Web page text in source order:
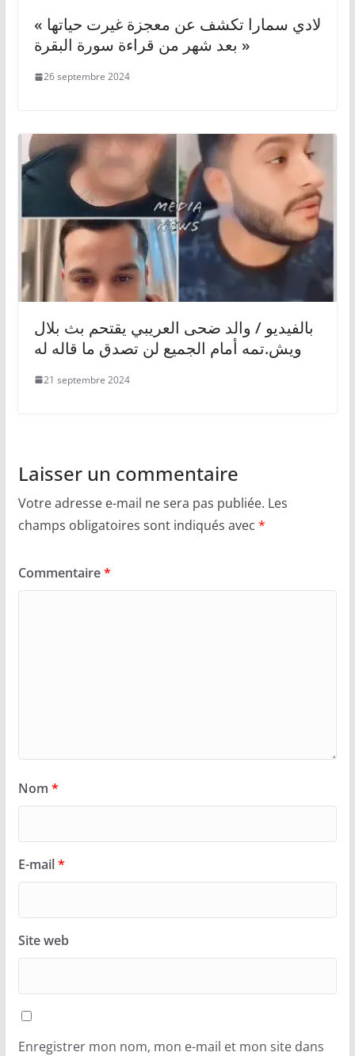
« لادي سمارا تكشف عن معجزة غيرت حياتها
بعد شهر من قراءة سورة البقرة »
26 septembre 2024
بالفيديو / والد ضحى العريبي يقتحم بث بلال
ويش.تمه أمام الجميع لن تصدق ما قاله له
21 septembre 2024
Laisser un commentaire
Votre adresse e-mail ne sera pas publiée. Les
champs obligatoires sont indiqués avec *
Commentaire*
Nom *
E-mail*
Site web
Enregistrer mon nom, mon e-mail et mon site dans